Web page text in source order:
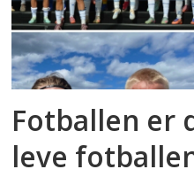
Fotballen er
leve